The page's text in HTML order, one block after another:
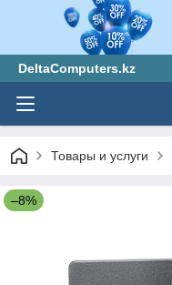
DeltaComputers.kz
Товары и услуги
–8%